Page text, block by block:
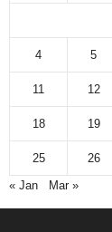
4 5
11 12
18 19
25 26
« Jan
Mar »